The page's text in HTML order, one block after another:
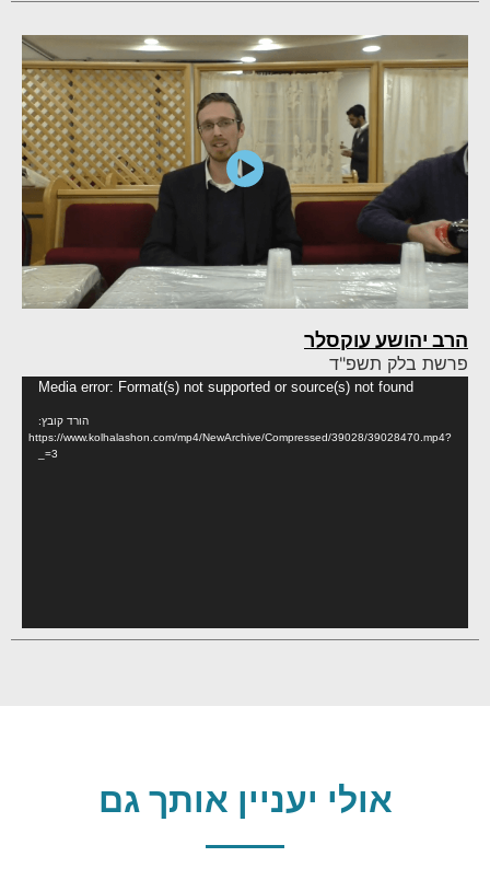
הרב יהושע עוקסלר
פרשת בלק תשפ"ד
Media error: Format(s) not supported or source(s) not found
הורד קובץ:
https://www.kolhalashon.com/mp4/NewArchive/Compressed/39028/39028470.mp4?
_=3
אולי יעניין אותך גם